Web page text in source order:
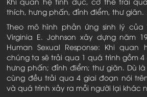
thích, hưng phấn, đỉnh điểm, thư giãn.
Theo mô hình phản ứng sinh lý của
Virginia E. Johnson xây dựng năm
Human Sexual Response: Khi
chúng ta sẽ trải qua 1 quá trình gồm
hưng phấn; đỉnh điểm; thư giãn. Dù
cùng đều trải qua 4 giai đoạn nói
và quá trình xảy ra mỗi người lại khác